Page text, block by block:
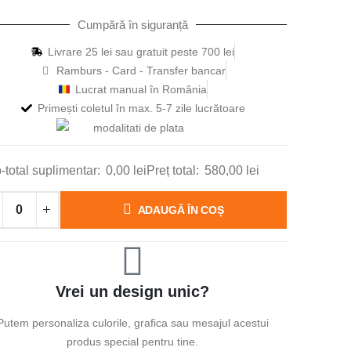
Cumpără în siguranță
Livrare 25 lei sau gratuit peste 700 lei
Ramburs - Card - Transfer bancar
Lucrat manual în România
Primești coletul în max. 5-7 zile lucrătoare
total suplimentar: 0,00 leiPreț total: 580,00 lei
ADAUGĂ ÎN COȘ
Vrei un design unic?
personaliza culorile, grafica sau mesajul acestui
produs special pentru tine.